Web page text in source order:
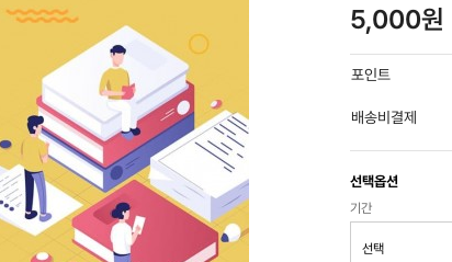
5,000원
포인트
배송비결제
선택옵션
기간